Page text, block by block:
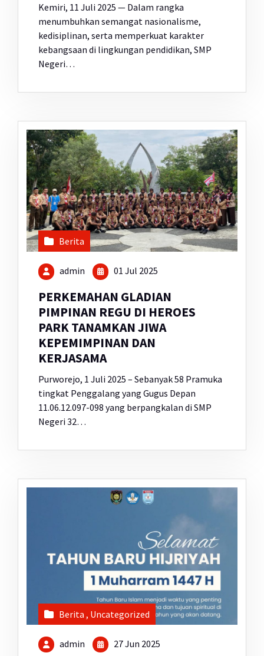
Kemiri, 11 Juli 2025 — Dalam rangka
menumbuhkan semangat nasionalisme,
kedisiplinan, serta memperkuat karakter
kebangsaan di lingkungan pendidikan, SMP
Negeri…
Berita
admin 01 Jul 2025
PERKEMAHAN GLADIAN
PIMPINAN REGU DI HEROES
PARK TANAMKAN JIWA
KEPEMIMPINAN DAN
KERJASAMA
Purworejo, 1 Juli 2025 – Sebanyak 58 Pramuka
tingkat Penggalang yang Gugus Depan
11.06.12.097-098 yang berpangkalan di SMP
Negeri 32…
Berita , Uncategorized
admin 27 Jun 2025